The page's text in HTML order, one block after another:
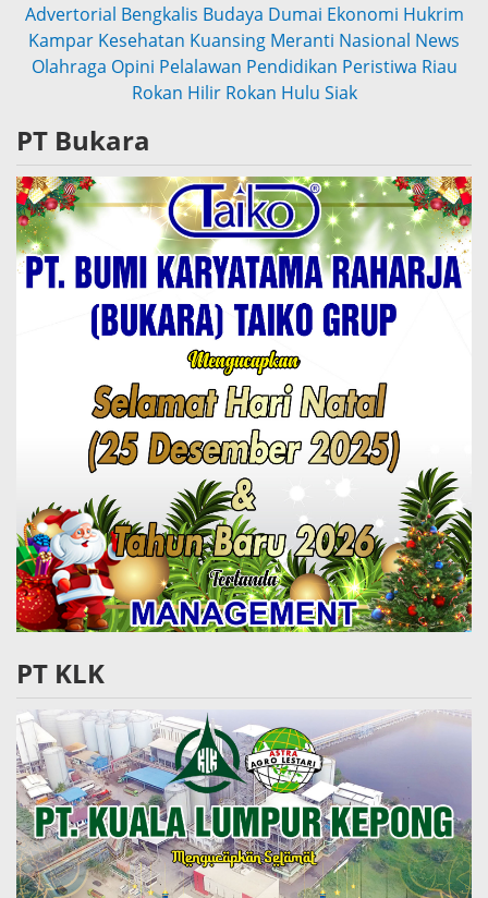
Advertorial Bengkalis Budaya Dumai Ekonomi Hukrim
Kampar Kesehatan Kuansing Meranti Nasional News
Olahraga Opini Pelalawan Pendidikan Peristiwa Riau
Rokan Hilir Rokan Hulu Siak
PT Bukara
PT KLK